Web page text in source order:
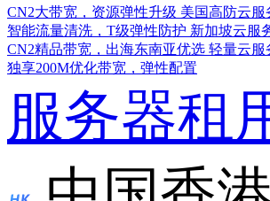
CN2大带宽，资源弹性升级 美国高防云服
智能流量清洗，T级弹性防护 新加坡云服
CN2精品带宽，出海东南亚优选 轻量云服
独享200M优化带宽，弹性配置
服务器租